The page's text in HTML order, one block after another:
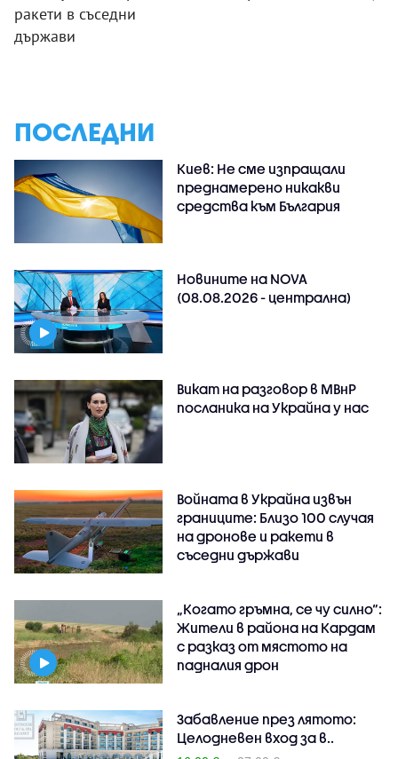
ракети в съседни
държави
ПОСЛЕДНИ
Киев: Не сме изпращали
преднамерено никакви
средства към България
Новините на NOVA
(08.08.2026 - централна)
Викат на разговор в МВнР
посланика на Украйна у нас
Войната в Украйна извън
границите: Близо 100 случая
на дронове и ракети в
съседни държави
„Когато гръмна, се чу силно“:
Жители в района на Кардам
с разказ от мястото на
падналия дрон
Забавление през лятото:
Целодневен вход за в..